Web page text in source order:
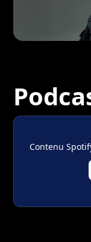
Contenu